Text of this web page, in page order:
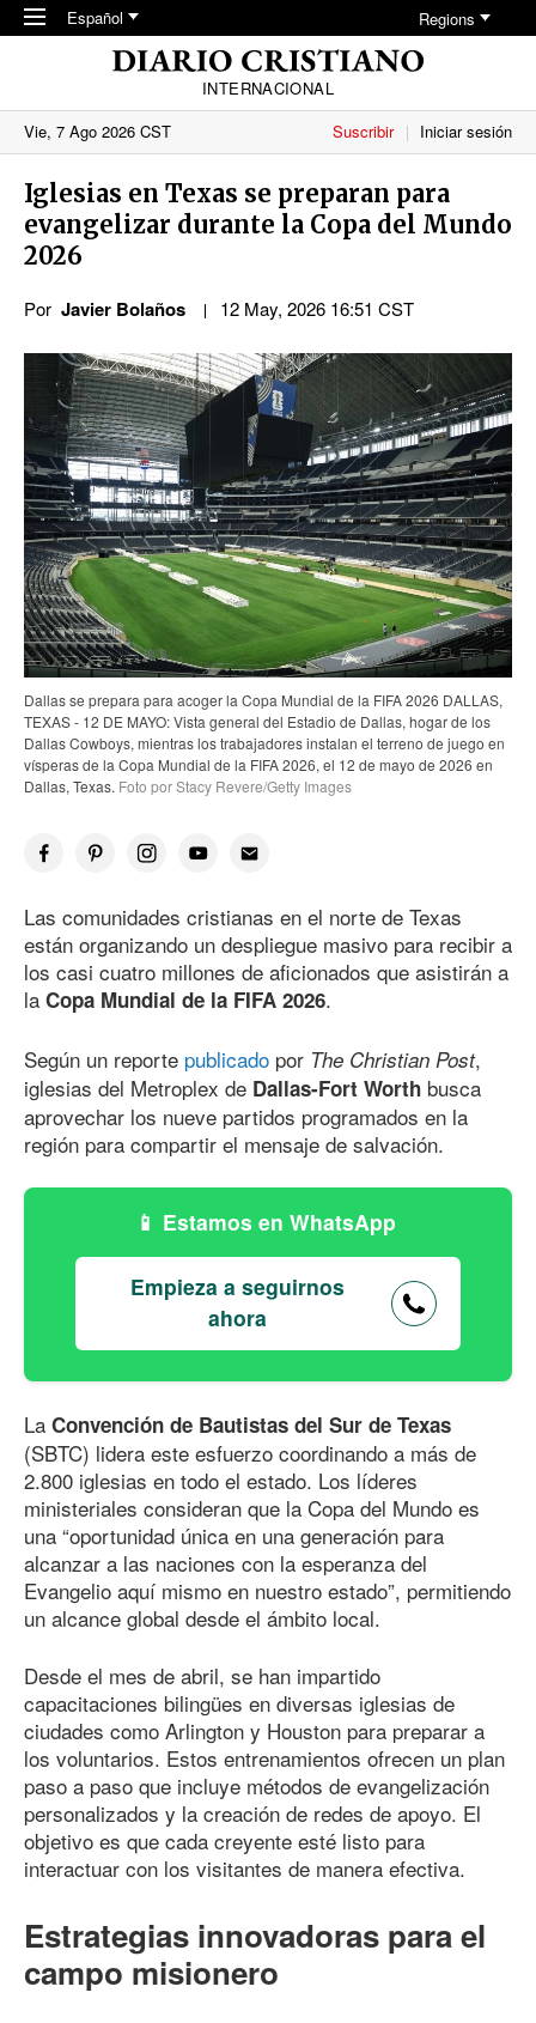
Skip to main content
Español Regions
INTERNACIONAL
Vie, 7 Ago 2026 CST
Suscribir Iniciar sesión
Iglesias en Texas se preparan para
evangelizar durante la Copa del Mundo
2026
Por Javier Bolaños 12 May, 2026 16:51 CST
Dallas se prepara para acoger la Copa Mundial de la FIFA 2026 DALLAS,
TEXAS - 12 DE MAYO: Vista general del Estadio de Dallas, hogar de los
Dallas Cowboys, mientras los trabajadores instalan el terreno de juego en
vísperas de la Copa Mundial de la FIFA 2026, el 12 de mayo de 2026 en
Dallas, Texas. Foto por Stacy Revere/Getty Images
Las comunidades cristianas en el norte de Texas
están organizando un despliegue masivo para recibir a
los casi cuatro millones de aficionados que asistirán a
la Copa Mundial de la FIFA 2026.
Según un reporte publicado por The Christian Post,
iglesias del Metroplex de Dallas-Fort Worth busca
aprovechar los nueve partidos programados en la
región para compartir el mensaje de salvación.
Estamos en WhatsApp
Empieza a seguirnos
ahora
La Convención de Bautistas del Sur de Texas
(SBTC) lidera este esfuerzo coordinando a más de
2.800 iglesias en todo el estado. Los líderes
ministeriales consideran que la Copa del Mundo es
una “oportunidad única en una generación para
alcanzar a las naciones con la esperanza del
Evangelio aquí mismo en nuestro estado”, permitiendo
un alcance global desde el ámbito local.
Desde el mes de abril, se han impartido
capacitaciones bilingües en diversas iglesias de
ciudades como Arlington y Houston para preparar a
los voluntarios. Estos entrenamientos ofrecen un plan
paso a paso que incluye métodos de evangelización
personalizados y la creación de redes de apoyo. El
objetivo es que cada creyente esté listo para
interactuar con los visitantes de manera efectiva.
Estrategias innovadoras para el
campo misionero